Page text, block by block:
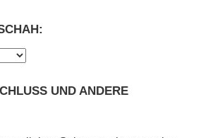
UND ANDERE